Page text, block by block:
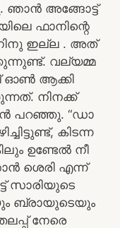
ഞാൻ അങ്ങോട്ട്
ഫാനിന്റെ
ഇല്ല . അത്
വല്യമ്മ
ഓൺ ആക്കി
നിനക്ക്
പറഞ്ഞു. “ഡാ
കിടന്ന
ഉണ്ടേൽ നീ
ശെരി എന്ന്
സാരിയുടെ
ബ്രായുടെയും
നേരെ